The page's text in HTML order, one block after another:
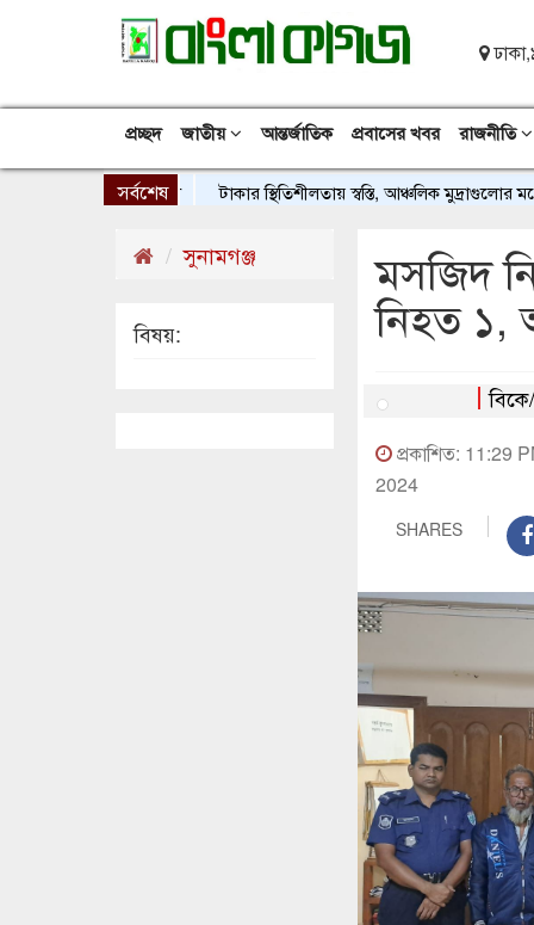
ঢাকা,
প্রচ্ছদ জাতীয় আন্তর্জাতিক প্রবাসের খবর রাজনীতি
সর্বশেষ টাকার স্থিতিশীলতায় স্বস্তি, আঞ্চলিক মুদ্রাগুলোর মধ্যে
মসজিদ
নিহত
প্রকাশিত: 11:29
2024
SHARES
সুনামগঞ্জ
বিষয়: